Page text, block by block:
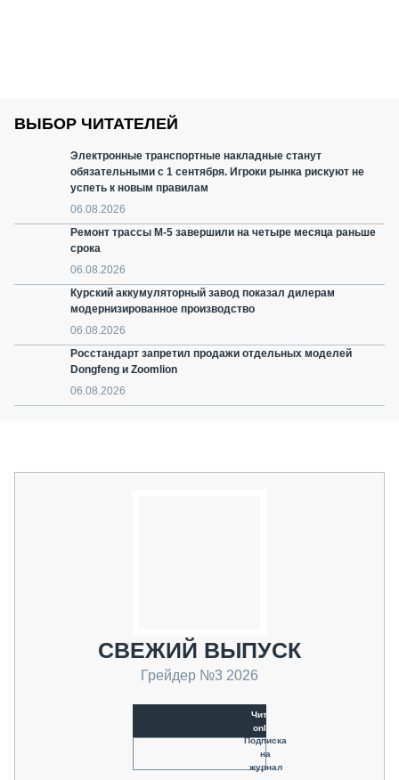
ВЫБОР ЧИТАТЕЛЕЙ
Электронные транспортные накладные станут
обязательными с 1 сентября. Игроки рынка рискуют не
успеть к новым правилам
06.08.2026
Ремонт трассы М-5 завершили на четыре месяца раньше
срока
06.08.2026
Курский аккумуляторный завод показал дилерам
модернизированное производство
06.08.2026
Росстандарт запретил продажи отдельных моделей
Dongfeng и Zoomlion
06.08.2026
СВЕЖИЙ ВЫПУСК
Грейдер №3 2026
Читать
online
Подписка
на
журнал